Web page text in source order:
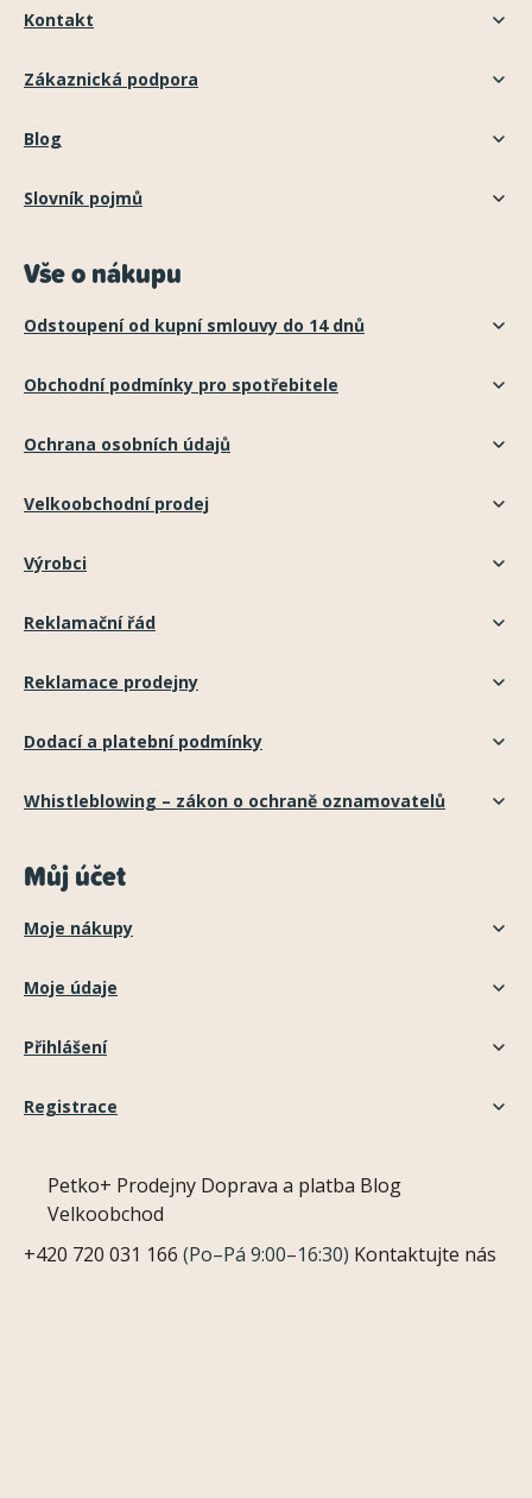
Kontakt
Zákaznická podpora
Blog
Slovník pojmů
Vše o nákupu
Odstoupení od kupní smlouvy do 14 dnů
Obchodní podmínky pro spotřebitele
Ochrana osobních údajů
Velkoobchodní prodej
Výrobci
Reklamační řád
Reklamace prodejny
Dodací a platební podmínky
Whistleblowing – zákon o ochraně oznamovatelů
Můj účet
Moje nákupy
Moje údaje
Přihlášení
Registrace
Petko+ Prodejny Doprava a platba Blog
Velkoobchod
+420 720 031 166 (Po–Pá 9:00–16:30) Kontaktujte nás